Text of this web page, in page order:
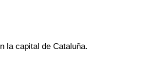
la capital de Cataluña.